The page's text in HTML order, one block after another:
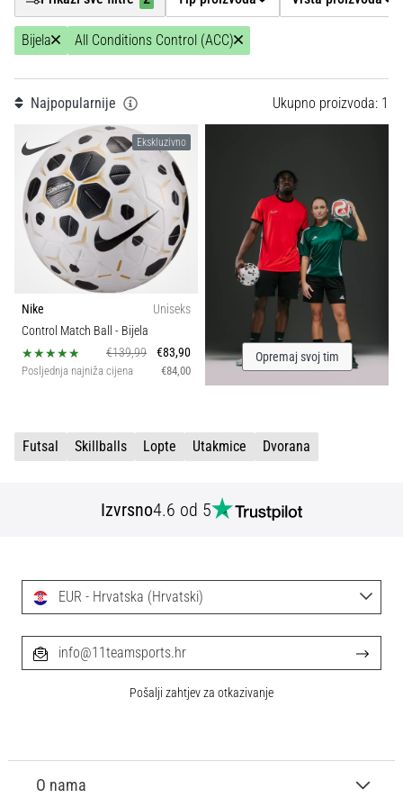
tisak
i
obradu
opreme
1. 7. 2025
•
1 min. čitanja
Play
for
More
Victories
se
za
ženski
EURO
službenim
dresovima
Budi
dio
svake
utakmice,
gola…
sve
članke
Teamsales
Tip lopte
Sport
Svojstva 1
Bijela All Conditions Control (ACC)
Najpopularnije Ukupno proizvoda: 1
Ekskluzivno
Nike
Uniseks
Control Match Ball - Bijela
€139,99
€83,90
Posljednja najniža cijena €84,00
Opremaj svoj tim
Futsal Skillballs Lopte Utakmice Dvorana
Izvrsno4.6 od 5
O nama
EUR - Hrvatska (Hrvatski)
info@11teamsports.hr
Pošalji zahtjev za otkazivanje